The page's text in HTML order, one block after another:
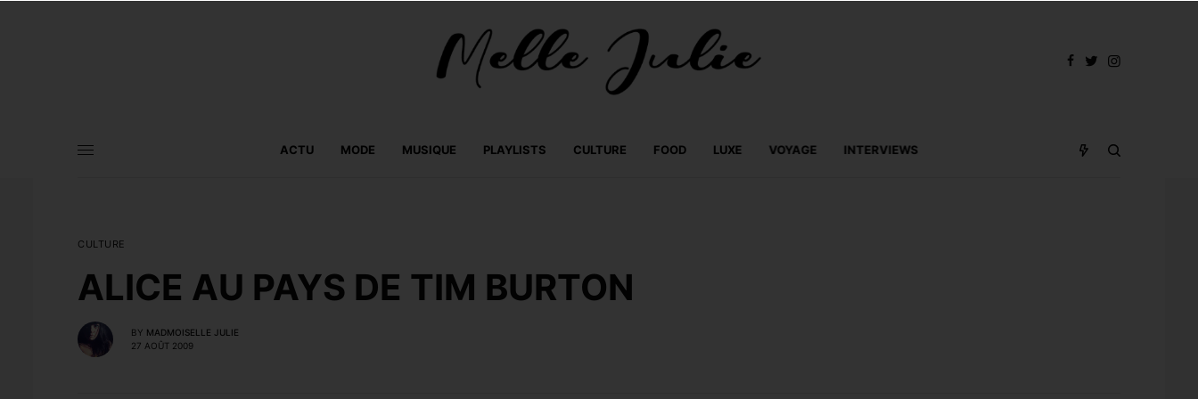
ACTU MODE MUSIQUE PLAYLISTS CULTURE FOOD LUXE VOYAGE INTERVIEWS
CULTURE
ALICE AU PAYS DE TIM BURTON
BY MADMOISELLE JULIE
27 AOÛT 2009